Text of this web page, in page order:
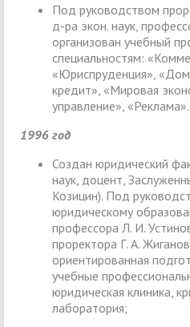
Под руководством
д-ра экон. наук,
организован учебный
специальностям:
«Юриспруденция»,
кредит», «Мировая
управление», «Реклама».
1996 год
Создан юридический
наук, доцент,
Козицин). Под
юридическому
профессора Л. И.
проректора Г. А.
ориентированная
учебные
юридическая клиника,
лаборатория;